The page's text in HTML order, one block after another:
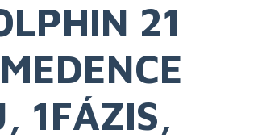
21
1FÁZIS,